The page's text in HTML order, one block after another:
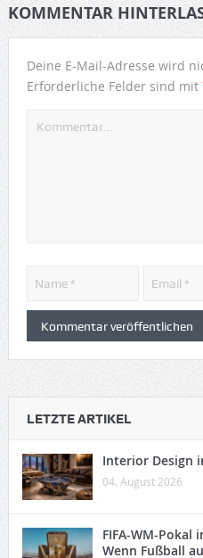
KOMMENTAR
Deine E-Mail-Adresse wird
Erforderliche Felder sind mit
LETZTE ARTIKEL
Interior Design
04. August 2026
FIFA-WM-
Wenn Fußball